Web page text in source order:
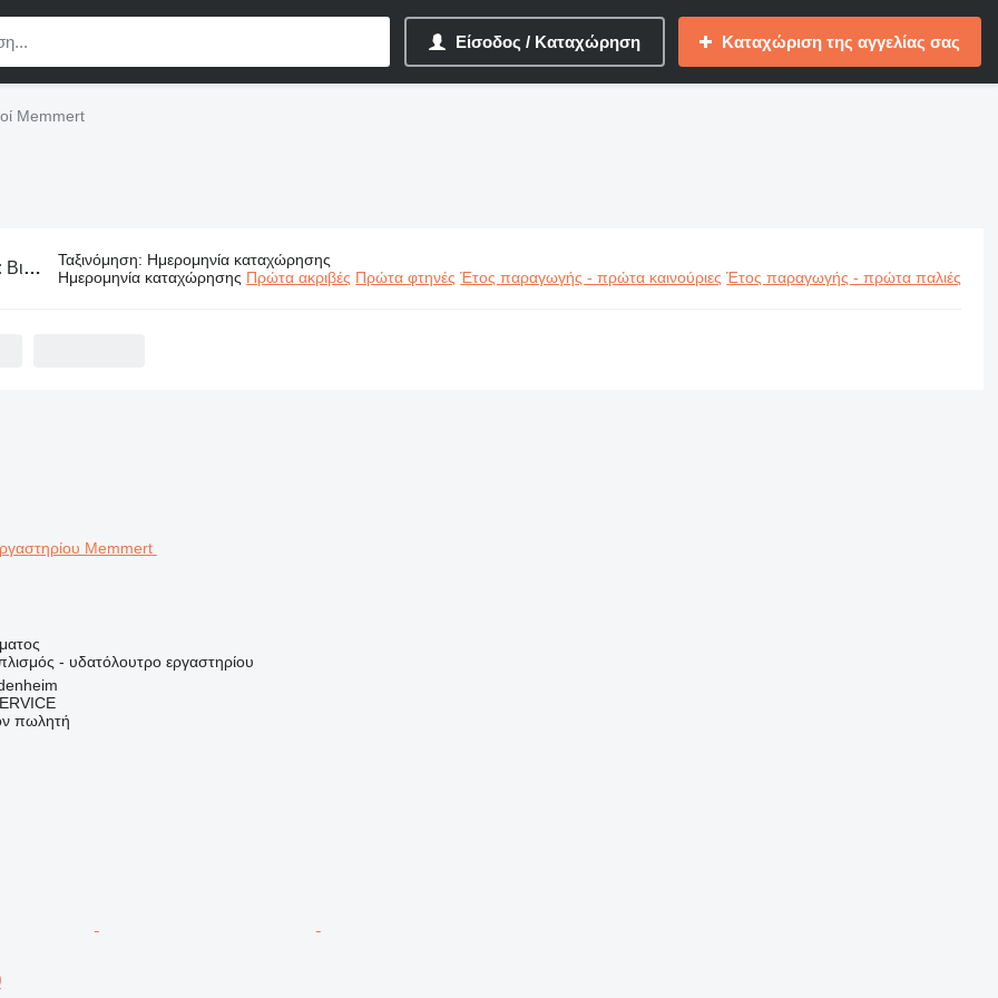
Είσοδος / Καταχώρηση Καταχώριση της αγγελίας σας
Memmert
Βιομηχανικοί εξοπλισμοί Memmert Ταξινόμηση: Ημερομηνία καταχώρησης
Ημερομηνία καταχώρησης Πρώτα ακριβές Πρώτα φτηνές Έτος παραγωγής - πρώτα καινούριες Έτος παραγωγής - πρώτα παλιές
- υδατόλουτρο εργαστηρίου
πωλητή